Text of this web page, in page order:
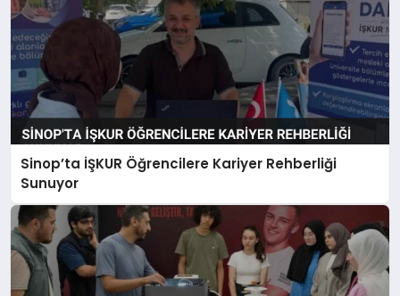
Sinop’ta İŞKUR Öğrencilere Kariyer Rehberliği
Sunuyor